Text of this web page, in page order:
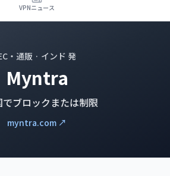
VPNニュース
・通販 · インド 発
Myntra
でブロックまたは制限
myntra.com ↗